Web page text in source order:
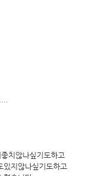
치않나싶기도하고
있지않나싶기도하고